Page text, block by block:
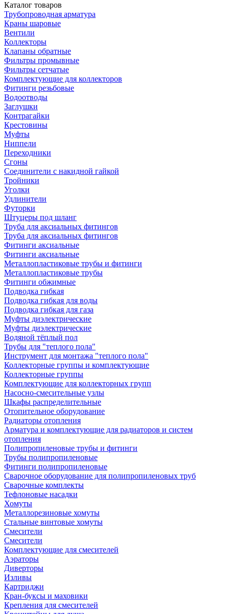
Каталог товаров
Трубопроводная арматура
Краны шаровые
Вентили
Коллекторы
Клапаны обратные
Фильтры промывные
Фильтры сетчатые
Комплектующие для коллекторов
Фитинги резьбовые
Водоотводы
Заглушки
Контрагайки
Крестовины
Муфты
Ниппели
Переходники
Сгоны
Соединители с накидной гайкой
Тройники
Уголки
Удлинители
Футорки
Штуцеры под шланг
Труба для аксиальных фитингов
Труба для аксиальных фитингов
Фитинги аксиальные
Фитинги аксиальные
Металлопластиковые трубы и фитинги
Металлопластиковые трубы
Фитинги обжимные
Подводка гибкая
Подводка гибкая для воды
Подводка гибкая для газа
Муфты диэлектрические
Муфты диэлектрические
Водяной тёплый пол
Трубы для "теплого пола"
Инструмент для монтажа "теплого пола"
Коллекторные группы и комплектующие
Коллекторные группы
Комплектующие для коллекторных групп
Насосно-смесительные узлы
Шкафы распределительные
Отопительное оборудование
Радиаторы отопления
Арматура и комплектующие для радиаторов и систем
отопления
Полипропиленовые трубы и фитинги
Трубы полипропиленовые
Фитинги полипропиленовые
Сварочное оборудование для полипропиленовых труб
Сварочные комплекты
Тефлоновые насадки
Хомуты
Металлорезиновые хомуты
Стальные винтовые хомуты
Смесители
Смесители
Комплектующие для смесителей
Аэраторы
Диверторы
Изливы
Картриджи
Кран-буксы и маховики
Крепления для смесителей